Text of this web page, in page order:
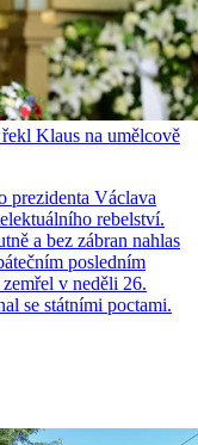
Klaus na umělcově
Václava
rebelství.
a bez zábran nahlas
posledním
v neděli 26.
se státními poctami.